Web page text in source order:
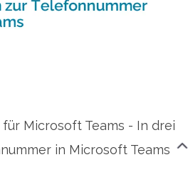
Microsoft Teams - In drei
in Microsoft Teams